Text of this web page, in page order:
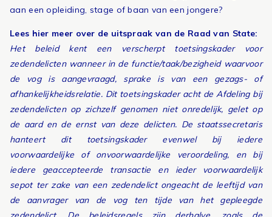
aan een opleiding, stage of baan van een jongere?
Lees hier meer over de uitspraak van de Raad van State:
Het beleid kent een verscherpt toetsingskader voor
zedendelicten wanneer in de functie/taak/bezigheid waarvoor
de vog is aangevraagd, sprake is van een gezags- of
afhankelijkheidsrelatie. Dit toetsingskader acht de Afdeling bij
zedendelicten op zichzelf genomen niet onredelijk, gelet op
de aard en de ernst van deze delicten. De staatssecretaris
hanteert dit toetsingskader evenwel bij iedere
voorwaardelijke of onvoorwaardelijke veroordeling, en bij
iedere geaccepteerde transactie en ieder voorwaardelijk
sepot ter zake van een zedendelict ongeacht de leeftijd van
de aanvrager van de vog ten tijde van het gepleegde